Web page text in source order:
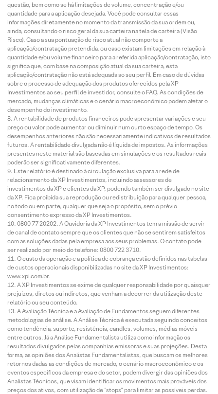
questão, bem como se há limitações de volume, concentração e/ou
quantidade para a aplicação desejada. Você pode consultar essas
informações diretamente no momento da transmissão da sua ordem ou,
ainda, consultando o risco geral da sua carteira na tela de carteira (Visão
Risco). Caso a sua pontuação de risco atual não comporte a
aplicação/contratação pretendida, ou caso existam limitações em relação à
quantidade e/ou volume financeiro para a referida aplicação/contratação, isto
significa que, com base na composição atual da sua carteira, esta
aplicação/contratação não está adequada ao seu perfil. Em caso de dúvidas
sobre o processo de adequação dos produtos oferecidos pela XP
Investimentos ao seu perfil de investidor, consulte o FAQ. As condições de
mercado, mudanças climáticas e o cenário macroeconômico podem afetar o
desempenho do investimento.
A rentabilidade de produtos financeiros pode apresentar variações e seu
preço ou valor pode aumentar ou diminuir num curto espaço de tempo. Os
desempenhos anteriores não são necessariamente indicativos de resultados
futuros. A rentabilidade divulgada não é líquida de impostos. As informações
presentes neste material são baseadas em simulações e os resultados reais
poderão ser significativamente diferentes.
Este relatório é destinado à circulação exclusiva para a rede de
relacionamento da XP Investimentos, incluindo assessores de
investimentos da XP e clientes da XP, podendo também ser divulgado no site
da XP. Fica proibida sua reprodução ou redistribuição para qualquer pessoa,
no todo ou em parte, qualquer que seja o propósito, sem o prévio
consentimento expresso da XP Investimentos.
0800 77 20202. A Ouvidoria da XP Investimentos tem a missão de servir
de canal de contato sempre que os clientes que não se sentirem satisfeitos
com as soluções dadas pela empresa aos seus problemas. O contato pode
ser realizado por meio do telefone: 0800 722 3710.
O custo da operação e a política de cobrança estão definidos nas tabelas
de custos operacionais disponibilizadas no site da XP Investimentos:
www.xpi.com.br.
A XP Investimentos se exime de qualquer responsabilidade por quaisquer
prejuízos, diretos ou indiretos, que venham a decorrer da utilização deste
relatório ou seu conteúdo.
A Avaliação Técnica e a Avaliação de Fundamentos seguem diferentes
metodologias de análise. A Análise Técnica é executada seguindo conceitos
como tendência, suporte, resistência, candles, volumes, médias móveis
entre outros. Já a Análise Fundamentalista utiliza como informação os
resultados divulgados pelas companhias emissoras e suas projeções. Desta
forma, as opiniões dos Analistas Fundamentalistas, que buscam os melhores
retornos dadas as condições de mercado, o cenário macroeconômico e os
eventos específicos da empresa e do setor, podem divergir das opiniões dos
Analistas Técnicos, que visam identificar os movimentos mais prováveis dos
preços dos ativos, com utilização de “stops” para limitar as possíveis perdas.